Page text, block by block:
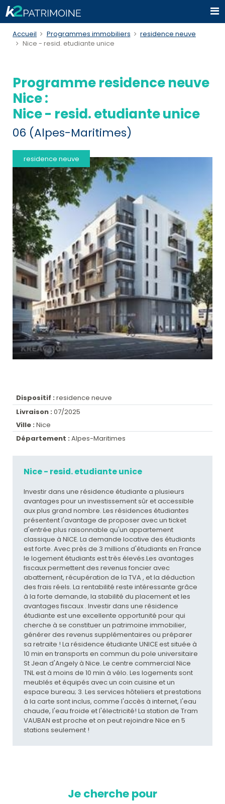
Accueil Programmes immobiliers
residence neuve
Nice - resid. etudiante unice
Programme residence neuve
Nice :
Nice - resid. etudiante unice
06 (Alpes-Maritimes)
residence neuve
Dispositif : residence neuve
Livraison : 07/2025
Ville : Nice
Département : Alpes-Maritimes
Nice - resid. etudiante unice
Investir dans une résidence étudiante a plusieurs
avantages pour un investissement sûr et accessible
aux plus grand nombre. Les résidences étudiantes
présentent l'avantage de proposer avec un ticket
d'entrée plus raisonnable qu'un appartement
classique à NICE. La demande locative des étudiants
est forte. Avec près de 3 millions d'étudiants en France
le logement étudiants est très élevés.Les avantages
fiscaux permettent des revenus foncier avec
abattement, récupération de la TVA , et la déduction
des frais réels. La rentabilité reste intéressante grâce
à la forte demande, la stabilité du placement et les
avantages fiscaux . Investir dans une résidence
étudiante est une excellente opportunité pour qui
cherche à se constituer un patrimoine immobilier,
générer des revenus supplémentaires ou préparer
sa retraite ! La résidence étudiante UNICE est située à
10 min en transports en commun du pole universitaire
St Jean d'Angely à Nice. Le centre commercial Nice
TNL est à moins de 10 min à vélo. Les logements sont
meublés et équipés avec un coin cuisine et un
espace bureau; 3. Les services hôteliers et prestations
à la carte sont inclus, comme l'accès à internet, l'eau
chaude, l'eau froide et l'électricité! La station de Tram
VAUBAN est proche et on peut rejoindre Nice en 5
stations seulement !
Je cherche pour